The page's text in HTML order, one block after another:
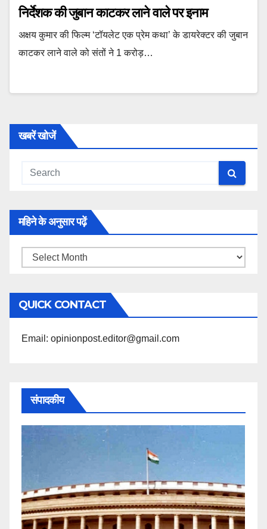
निर्देशक की जुबान काटकर लाने वाले पर इनाम
अक्षय कुमार की फिल्म ‘टॉयलेट एक प्रेम कथा’ के डायरेक्टर की जुबान
काटकर लाने वाले को संतों ने 1 करोड़…
खबरें खोजें
महिने के अनुसार पढ़ें
महिने
अनुसार
पढ़ें
QUICK CONTACT
Email: opinionpost.editor@gmail.com
संपादकीय